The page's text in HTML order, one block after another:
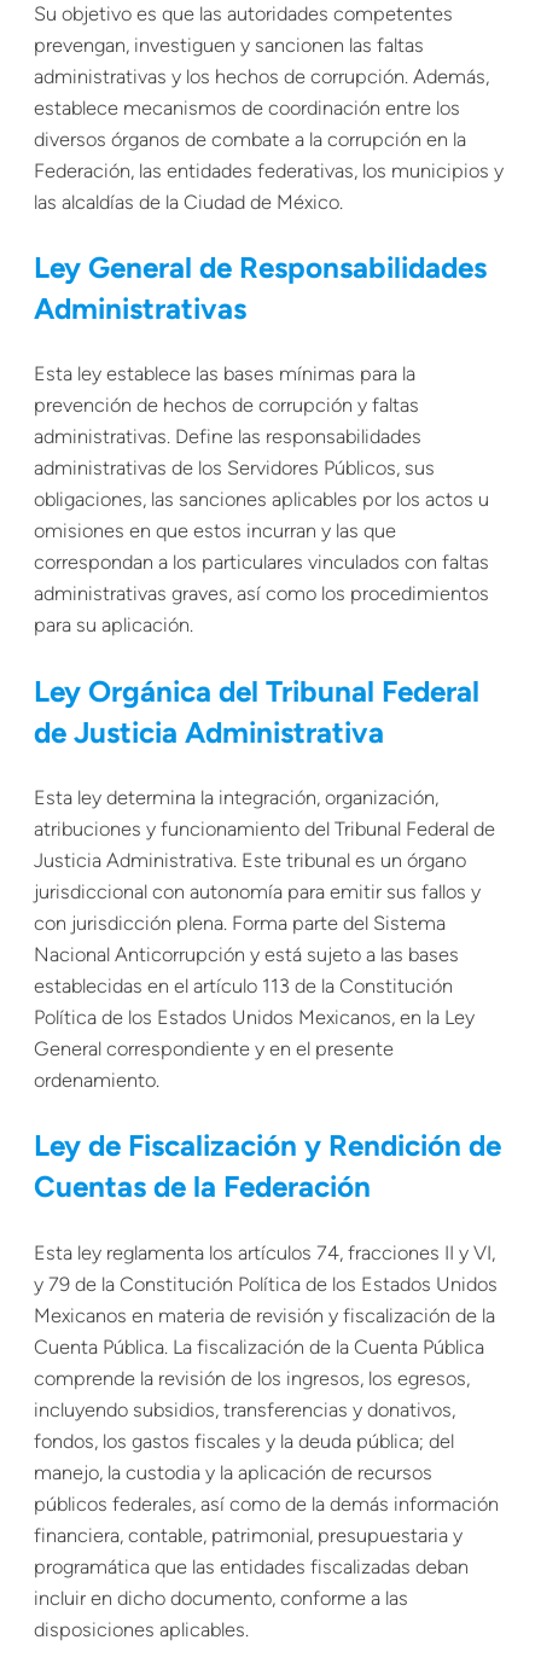
Su objetivo es que las autoridades competentes
prevengan, investiguen y sancionen las faltas
administrativas y los hechos de corrupción. Además,
establece mecanismos de coordinación entre los
diversos órganos de combate a la corrupción en la
Federación, las entidades federativas, los municipios y
las alcaldías de la Ciudad de México.
Ley General de Responsabilidades
Administrativas
Esta ley establece las bases mínimas para la
prevención de hechos de corrupción y faltas
administrativas. Define las responsabilidades
administrativas de los Servidores Públicos, sus
obligaciones, las sanciones aplicables por los actos u
omisiones en que estos incurran y las que
correspondan a los particulares vinculados con faltas
administrativas graves, así como los procedimientos
para su aplicación.
Ley Orgánica del Tribunal Federal
de Justicia Administrativa
Esta ley determina la integración, organización,
atribuciones y funcionamiento del Tribunal Federal de
Justicia Administrativa. Este tribunal es un órgano
jurisdiccional con autonomía para emitir sus fallos y
con jurisdicción plena. Forma parte del Sistema
Nacional Anticorrupción y está sujeto a las bases
establecidas en el artículo 113 de la Constitución
Política de los Estados Unidos Mexicanos, en la Ley
General correspondiente y en el presente
ordenamiento.
Ley de Fiscalización y Rendición de
Cuentas de la Federación
Esta ley reglamenta los artículos 74, fracciones II y VI,
y 79 de la Constitución Política de los Estados Unidos
Mexicanos en materia de revisión y fiscalización de la
Cuenta Pública. La fiscalización de la Cuenta Pública
comprende la revisión de los ingresos, los egresos,
incluyendo subsidios, transferencias y donativos,
fondos, los gastos fiscales y la deuda pública; del
manejo, la custodia y la aplicación de recursos
públicos federales, así como de la demás información
financiera, contable, patrimonial, presupuestaria y
programática que las entidades fiscalizadas deban
incluir en dicho documento, conforme a las
disposiciones aplicables.